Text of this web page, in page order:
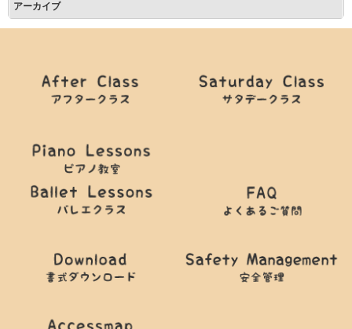
アーカイブ